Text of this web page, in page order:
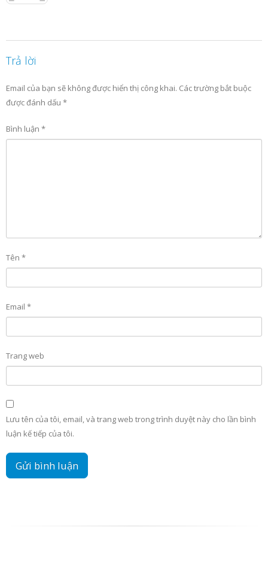
Trả lời
Email của bạn sẽ không được hiển thị công khai. Các trường bắt buộc
được đánh dấu *
Bình luận *
Tên *
Email *
Trang web
Lưu tên của tôi, email, và trang web trong trình duyệt này cho lần bình
luận kế tiếp của tôi.